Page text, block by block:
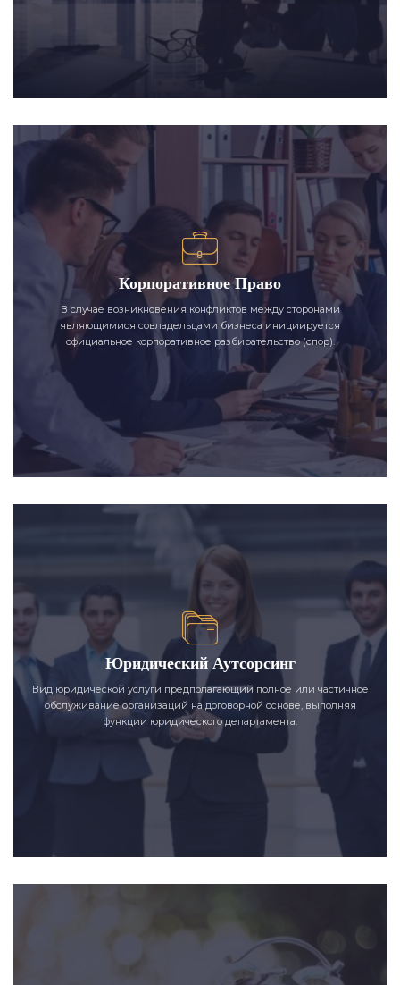
Корпоративное Право
В случае возникновения конфликтов между сторонами
являющимися совладельцами бизнеса инициируется
официальное корпоративное разбирательство (спор).
Юридический Аутсорсинг
Вид юридической услуги предполагающий полное или частичное
обслуживание организаций на договорной основе, выполняя
функции юридического департамента.